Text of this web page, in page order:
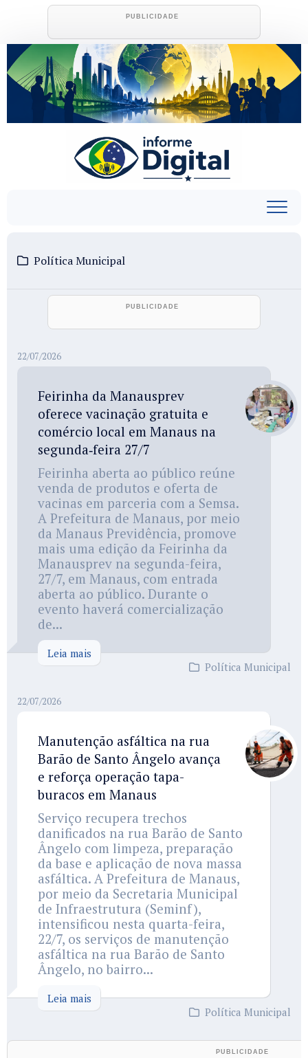
to
content
Política Municipal
22/07/2026
Feirinha da Manausprev
oferece vacinação gratuita e
comércio local em Manaus na
segunda‑feira 27/7
Feirinha aberta ao público reúne
venda de produtos e oferta de
vacinas em parceria com a Semsa.
A Prefeitura de Manaus, por meio
da Manaus Previdência, promove
mais uma edição da Feirinha da
Manausprev na segunda-feira,
27/7, em Manaus, com entrada
aberta ao público. Durante o
evento haverá comercialização
de...
Leia mais
Política Municipal
22/07/2026
Manutenção asfáltica na rua
Barão de Santo Ângelo avança
e reforça operação tapa-
buracos em Manaus
Serviço recupera trechos
danificados na rua Barão de Santo
Ângelo com limpeza, preparação
da base e aplicação de nova massa
asfáltica. A Prefeitura de Manaus,
por meio da Secretaria Municipal
de Infraestrutura (Seminf),
intensificou nesta quarta-feira,
22/7, os serviços de manutenção
asfáltica na rua Barão de Santo
Ângelo, no bairro...
Leia mais
Política Municipal